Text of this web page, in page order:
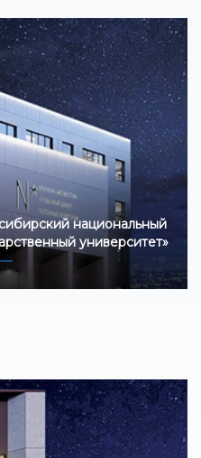
национальный
университет»